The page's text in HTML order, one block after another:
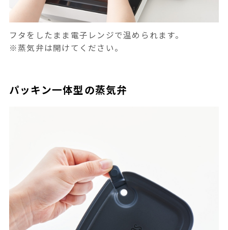
フタをしたまま電子レンジで温められます。
※蒸気弁は開けてください。
パッキン一体型の蒸気弁